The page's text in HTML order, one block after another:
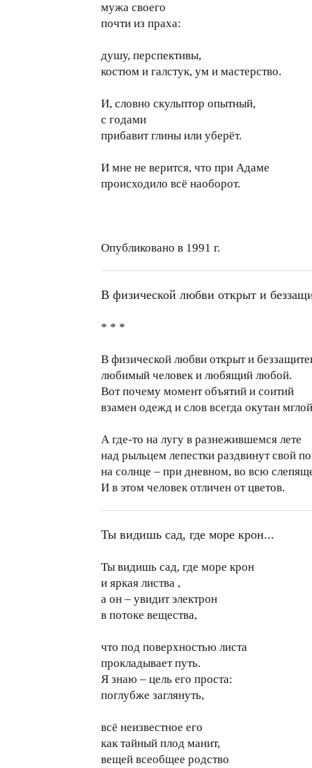
мужа своего
почти из праха:
душу, перспективы,
костюм и галстук, ум и мастерство.
И, словно скульптор опытный,
с годами
прибавит глины или уберёт.
И мне не верится, что при Адаме
происходило всё наоборот.
Опубликовано в 1991 г.
В физической любви открыт и
* * *
В физической любви открыт и
любимый человек и любящий любой.
Вот почему момент объятий и соитий
взамен одежд и слов всегда окутан
А где-то на лугу в разнежившемся лете
над рыльцем лепестки раздвинут свой
на солнце – при дневном, во всю
И в этом человек отличен от цветов.
Ты видишь сад, где море крон...
Ты видишь сад, где море крон
и яркая листва ,
а он – увидит электрон
в потоке вещества,
что под поверхностью листа
прокладывает путь.
Я знаю – цель его проста:
поглубже заглянуть,
всё неизвестное его
как тайный плод манит,
вещей всеобщее родство